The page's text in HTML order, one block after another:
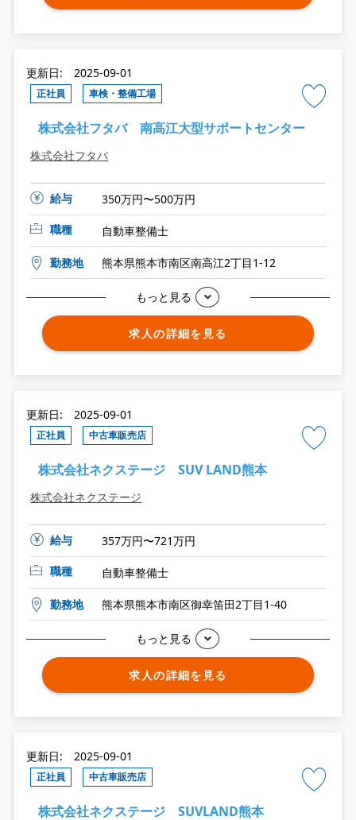
更新日: 2025-09-01
正社員 車検・整備工場
株式会社フタバ 南高江大型サポートセンター
株式会社フタバ
給与
350万円〜500万円
職種
自動車整備士
勤務地 熊本県熊本市南区南高江2丁目1-12
もっと見る
求人の詳細を見る
更新日: 2025-09-01
正社員 中古車販売店
株式会社ネクステージ SUV LAND熊本
株式会社ネクステージ
給与
357万円〜721万円
職種
自動車整備士
勤務地 熊本県熊本市南区御幸笛田2丁目1-40
もっと見る
求人の詳細を見る
更新日: 2025-09-01
正社員 中古車販売店
株式会社ネクステージ SUVLAND熊本